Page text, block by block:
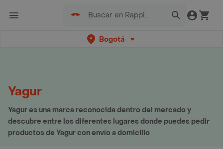
Bogotá
Yagur
Yagur es una marca reconocida dentro del mercado y
descubre entre los diferentes lugares donde puedes pedir
productos de Yagur con envío a domicilio